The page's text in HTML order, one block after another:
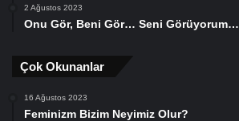
2 Ağustos 2023
Onu Gör, Beni Gör… Seni Görüyorum…
Çok Okunanlar
16 Ağustos 2023
Feminizm Bizim Neyimiz Olur?